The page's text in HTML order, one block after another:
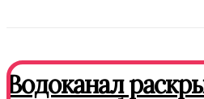
Водоканал